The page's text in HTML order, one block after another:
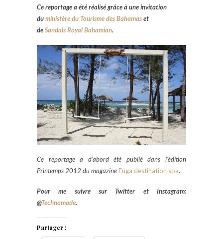
Ce reportage a été réalisé grâce à une invitation
duministère du Tourisme des Bahamaset
deSandalsRoyalBahamian.
Ce reportage a d’abord été publié dans l’édition
Printemps 2012 du magazineFuga destination spa.
Pour me suivre sur Twitter et Instagram:
@Technomade.
Partager :